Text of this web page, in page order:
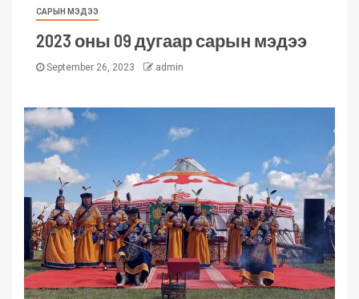
САРЫН МЭДЭЭ
2023 оны 09 дугаар сарын мэдээ
September 26, 2023 admin